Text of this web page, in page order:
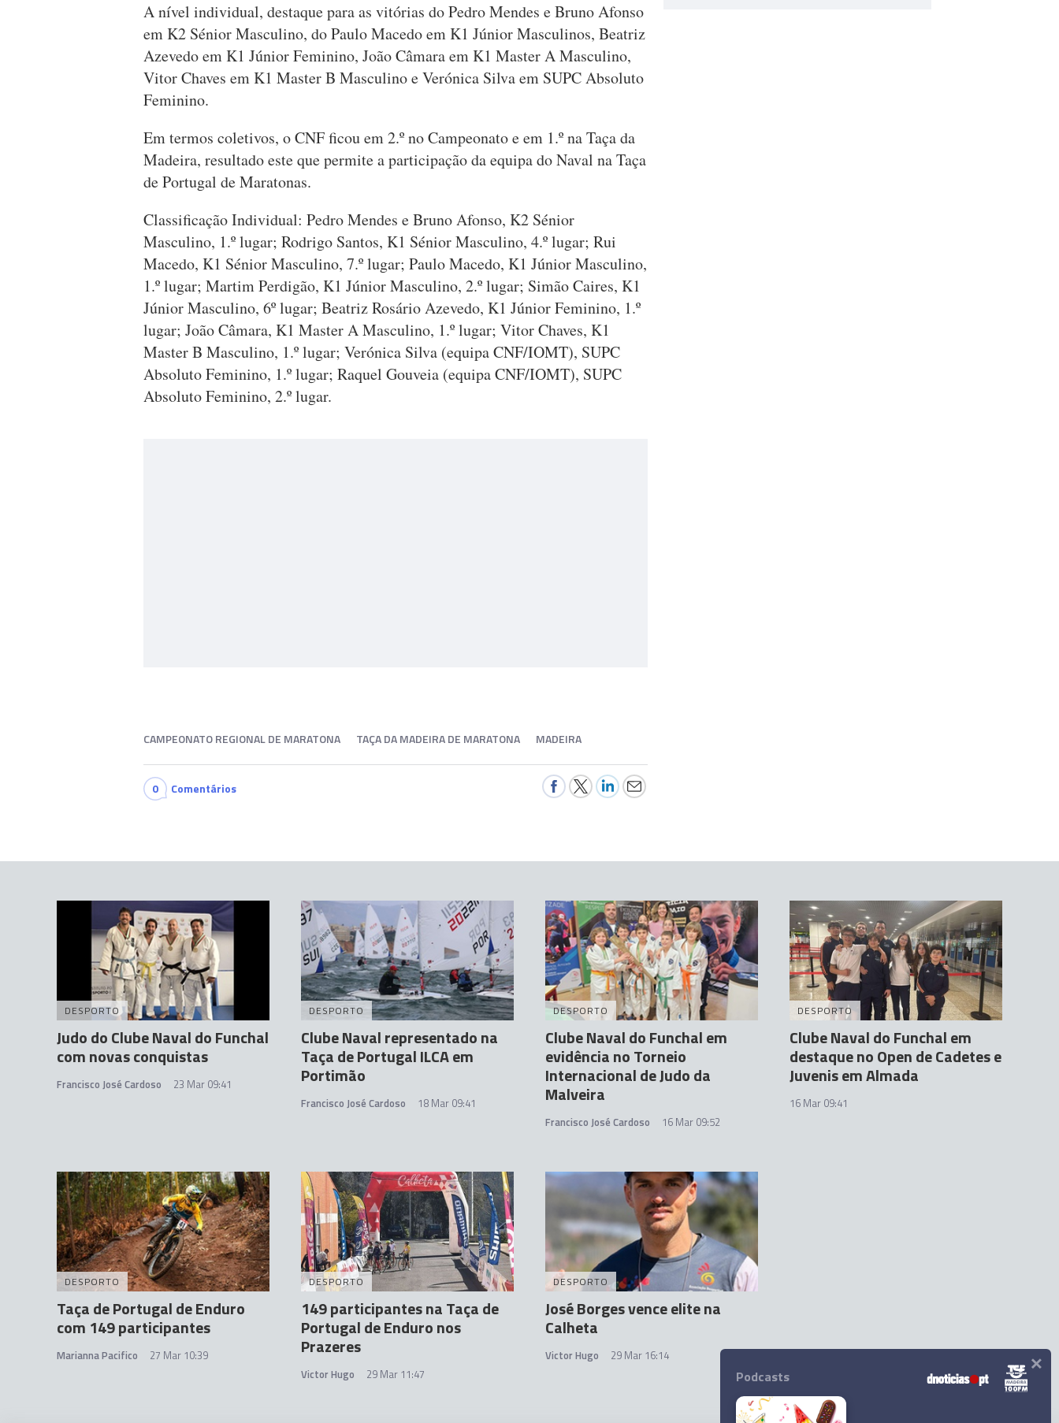
A nível individual, destaque para as vitórias do Pedro Mendes e Bruno Afonso
em K2 Sénior Masculino, do Paulo Macedo em K1 Júnior Masculinos, Beatriz
Azevedo em K1 Júnior Feminino, João Câmara em K1 Master A Masculino,
Vitor Chaves em K1 Master B Masculino e Verónica Silva em SUPC Absoluto
Feminino.
Em termos coletivos, o CNF ficou em 2.º no Campeonato e em 1.º na Taça da
Madeira, resultado este que permite a participação da equipa do Naval na Taça
de Portugal de Maratonas.
Classificação Individual: Pedro Mendes e Bruno Afonso, K2 Sénior
Masculino, 1.º lugar; Rodrigo Santos, K1 Sénior Masculino, 4.º lugar; Rui
Macedo, K1 Sénior Masculino, 7.º lugar; Paulo Macedo, K1 Júnior Masculino,
1.º lugar; Martim Perdigão, K1 Júnior Masculino, 2.º lugar; Simão Caires, K1
Júnior Masculino, 6º lugar; Beatriz Rosário Azevedo, K1 Júnior Feminino, 1.º
lugar; João Câmara, K1 Master A Masculino, 1.º lugar; Vitor Chaves, K1
Master B Masculino, 1.º lugar; Verónica Silva (equipa CNF/IOMT), SUPC
Absoluto Feminino, 1.º lugar; Raquel Gouveia (equipa CNF/IOMT), SUPC
Absoluto Feminino, 2.º lugar.
CAMPEONATO REGIONAL DE MARATONA TAÇA DA MADEIRA DE MARATONA MADEIRA
0 Comentários
DESPORTO
Judo do Clube Naval do Funchal
com novas conquistas
Francisco José Cardoso 23 Mar 09:41
DESPORTO
Clube Naval representado na
Taça de Portugal ILCA em
Portimão
Francisco José Cardoso 18 Mar 09:41
DESPORTO
Clube Naval do Funchal em
evidência no Torneio
Internacional de Judo da
Malveira
Francisco José Cardoso 16 Mar 09:52
DESPORTO
Clube Naval do Funchal em
destaque no Open de Cadetes e
Juvenis em Almada
16 Mar 09:41
DESPORTO
Taça de Portugal de Enduro
com 149 participantes
Marianna Pacifico 27 Mar 10:39
DESPORTO
149 participantes na Taça de
Portugal de Enduro nos
Prazeres
Victor Hugo 29 Mar 11:47
DESPORTO
José Borges vence elite na
Calheta
Victor Hugo 29 Mar 16:14
Podcasts ×